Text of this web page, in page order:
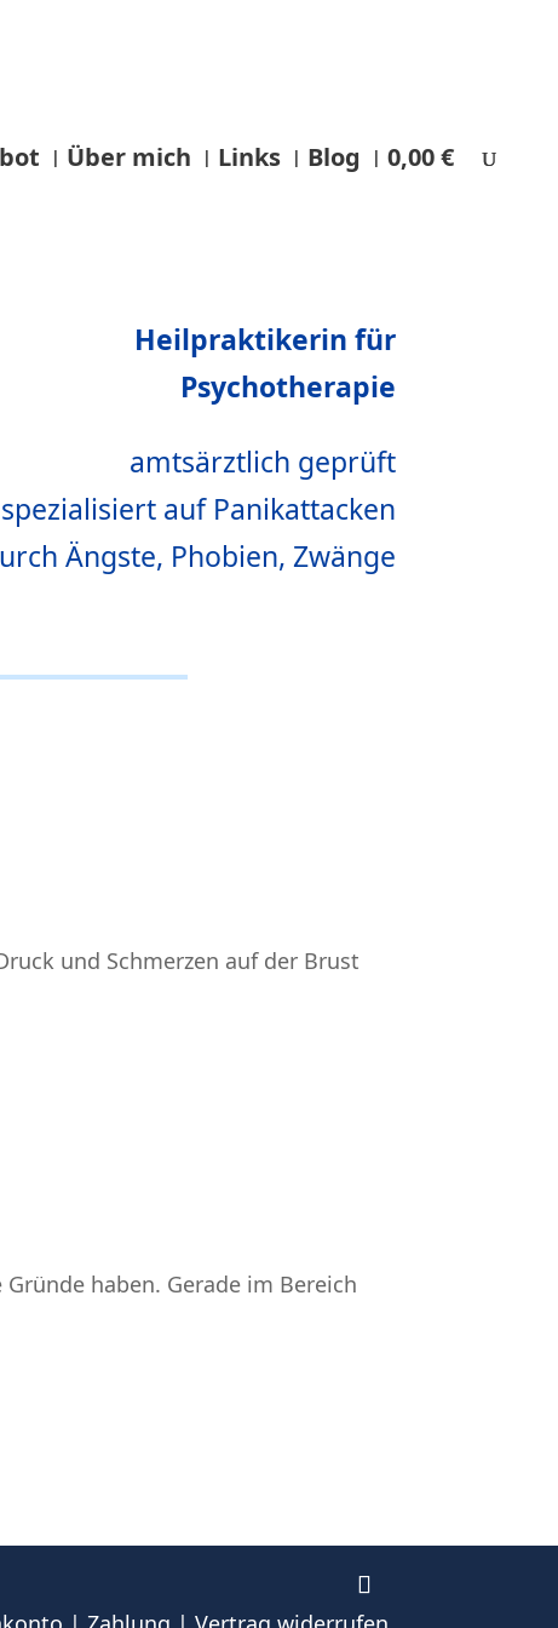
Über mich Links Blog 0,00 €
Heilpraktikerin für
Psychotherapie
amtsärztlich geprüft
spezialisiert auf Panikattacken
Ängste, Phobien, Zwänge
und Schmerzen auf der Brust
haben. Gerade im Bereich